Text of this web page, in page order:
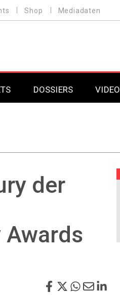
Shop Mediadaten
DOSSIERS
DAB+
VIDEO
der